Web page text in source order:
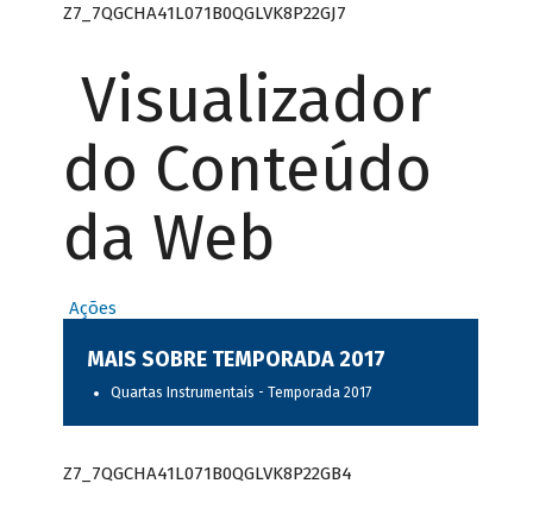
Z7_7QGCHA41L071B0QGLVK8P22GJ7
Visualizador
do Conteúdo
da Web
Ações
MAIS SOBRE TEMPORADA 2017
Quartas Instrumentais - Temporada 2017
Z7_7QGCHA41L071B0QGLVK8P22GB4